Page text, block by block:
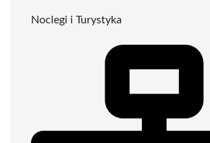
Noclegi i Turystyka